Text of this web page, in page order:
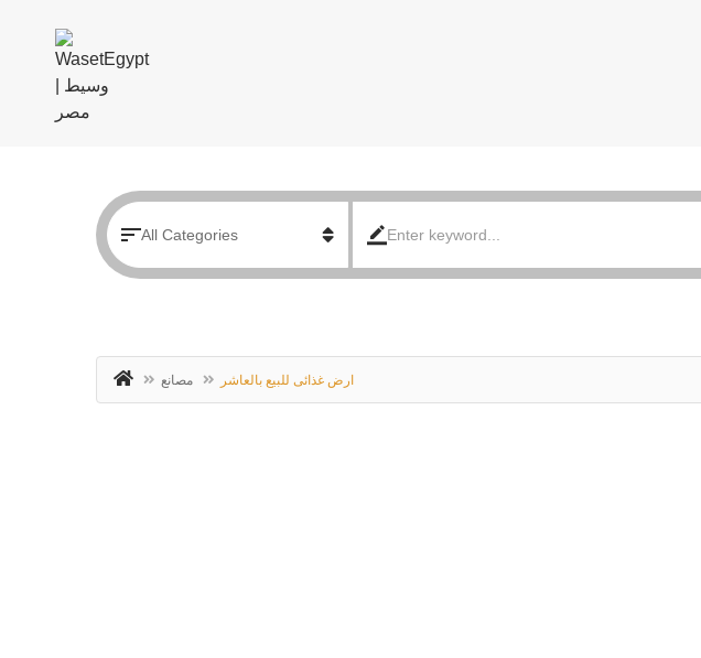
مصانع ارض غذائى للبيع بالعاشر